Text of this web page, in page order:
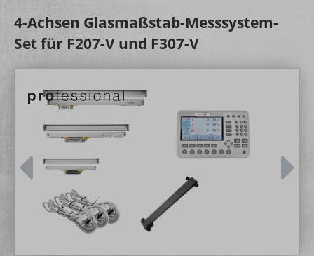
4-Achsen Glasmaßstab-Messsystem-
Set für F207-V und F307-V